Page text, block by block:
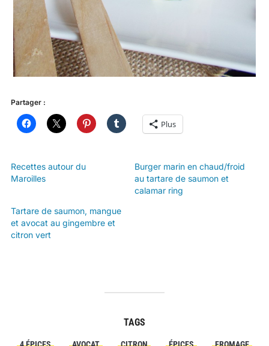
Partager :
Plus
Recettes autour du
Maroilles
Burger marin en chaud/froid
au tartare de saumon et
calamar ring
Tartare de saumon, mangue
et avocat au gingembre et
citron vert
TAGS